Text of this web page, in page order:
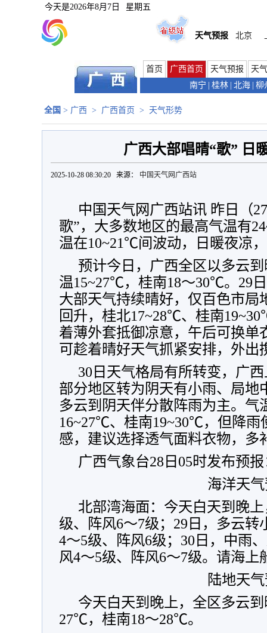
今天是2026年8月7日 星期五
天气预报 北京
首页 广西首页 天气预报
天
南宁
桂林 北海 柳
全国 > 广西 > 广西首页 > 天气形势
广西大部唱晴“歌” 日
2025-10-28 08:30:20 来源： 中国天气网广西站
中国天气网广西站讯 昨日（
歌”，大多数地区的最高气温有
温在10~21℃间波动，
日暖夜凉，
预计今日，广西全区以多云
温15~27℃，桂南18～30℃。29
大部天气持续晴好，仅百色市局
回升，桂北17~28℃、桂南
着薄外套抵御凉意，午后可换单
可趁着晴好天气抓紧安排，外出
30日天气格局有所转变，广
部分地区转为阴天有小雨、局地
多云到阴天伴分散阵雨为主。气
16~27℃、桂南19~30℃，但降雨
感，建议选择透气面料衣物，多
广西气象台28日05时发布预
海洋天
北部湾海面：今天白天到晚
级、阵风6～7级；29日，多云
4～5级、阵风6级；30日，中雨
风4～5级、阵风6～7级。请海上
陆地天
今天白天到晚上，全区多云
27℃，桂南18～28℃。